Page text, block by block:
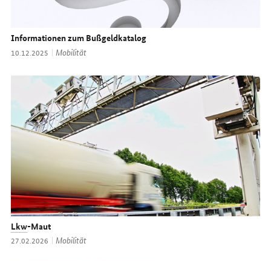
Informationen zum Bußgeldkatalog
Datum:
10.12.2025 Thema:
Mobilität
Lkw-Maut
Datum:
27.02.2026 Thema:
Mobilität